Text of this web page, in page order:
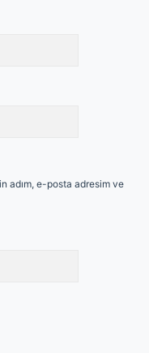
adım, e-posta adresim ve